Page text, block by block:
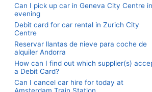
Can I pick up car in Geneva City Centre in
evening
Debit card for car rental in Zurich City
Centre
Reservar llantas de nieve para coche de
alquiler Andorra
How can I find out which supplier(s)
a Debit Card?
Can I cancel car hire for today at